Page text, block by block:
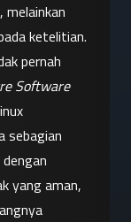
melainkan
ketelitian.
pernah
Software
sebagian
yang aman,